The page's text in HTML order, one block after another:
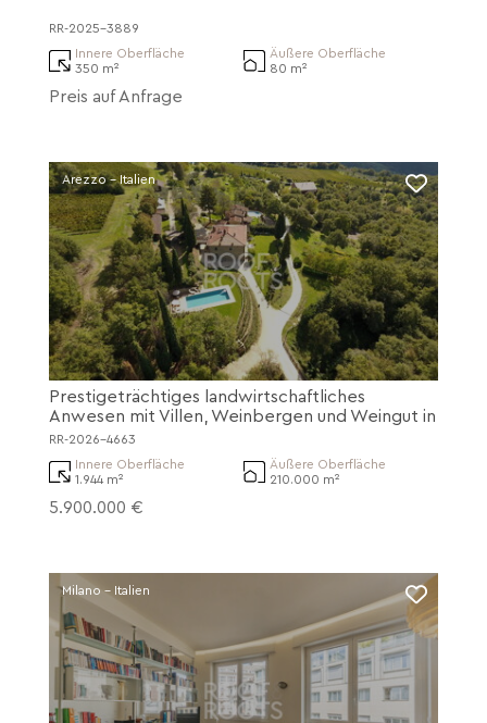
RR-2025-3889
Innere Oberfläche
350 m²
Äußere Oberfläche
80 m²
Preis auf Anfrage
Arezzo - Italien
Prestigeträchtiges landwirtschaftliches
Anwesen mit Villen, Weinbergen und Weingut in
den toskanischen Hügeln
RR-2026-4663
Innere Oberfläche
1.944 m²
Äußere Oberfläche
210.000 m²
5.900.000 €
Milano - Italien